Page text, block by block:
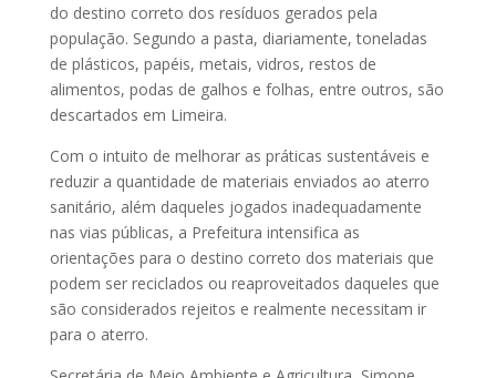
do destino correto dos resíduos gerados pela
população. Segundo a pasta, diariamente, toneladas
de plásticos, papéis, metais, vidros, restos de
alimentos, podas de galhos e folhas, entre outros, são
descartados em Limeira.
Com o intuito de melhorar as práticas sustentáveis e
reduzir a quantidade de materiais enviados ao aterro
sanitário, além daqueles jogados inadequadamente
nas vias públicas, a Prefeitura intensifica as
orientações para o destino correto dos materiais que
podem ser reciclados ou reaproveitados daqueles que
são considerados rejeitos e realmente necessitam ir
para o aterro.